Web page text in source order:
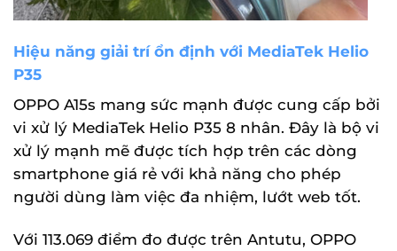
Hiệu năng giải trí ổn định với MediaTek Helio
P35
OPPO A15s mang sức mạnh được cung cấp bởi
vi xử lý MediaTek Helio P35 8 nhân. Đây là bộ vi
xử lý mạnh mẽ được tích hợp trên các dòng
smartphone giá rẻ với khả năng cho phép
người dùng làm việc đa nhiệm, lướt web tốt.
Với 113.069 điểm đo được trên Antutu, OPPO